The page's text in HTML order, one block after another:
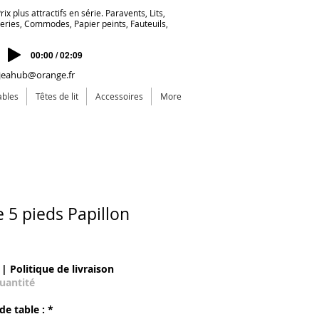
plus attractifs en série. Paravents, Lits,
Commodes, Papier peints, Fauteuils,
00:00 / 02:09
jeahub@orange.fr
Têtes de lit Accessoires More
5 pieds Papillon
Price
| Politique de livraison
table : *